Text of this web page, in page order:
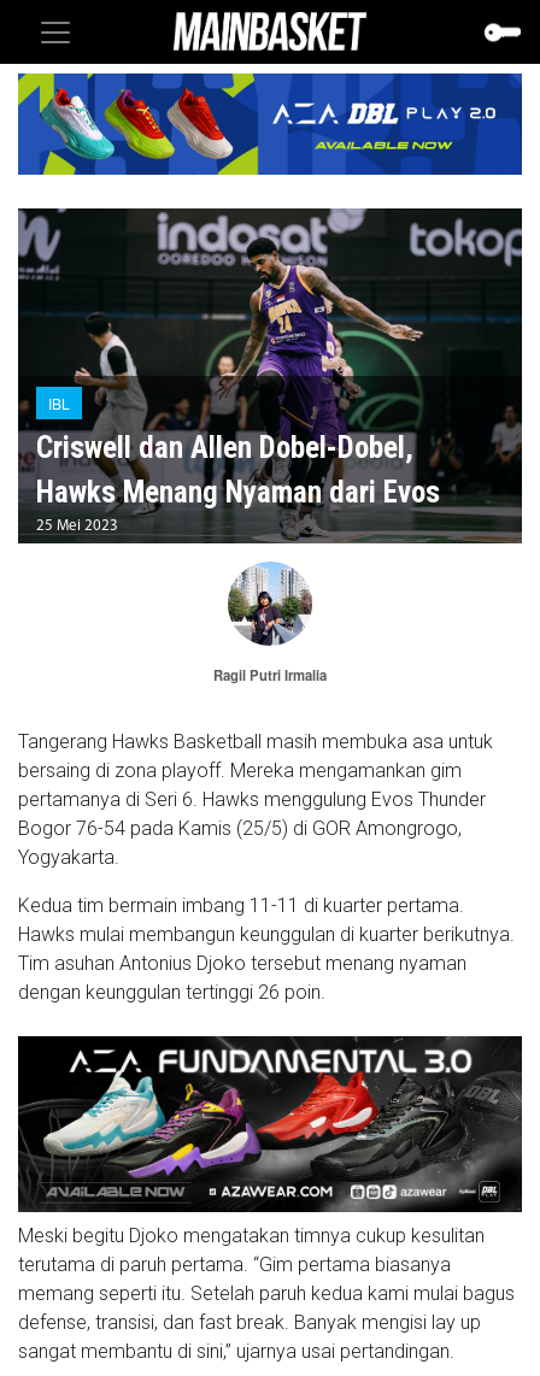
IBL
Criswell dan Allen Dobel-Dobel,
Hawks Menang Nyaman dari Evos
25 Mei 2023
Ragil Putri Irmalia
Tangerang Hawks Basketball masih membuka asa untuk
bersaing di zona playoff. Mereka mengamankan gim
pertamanya di Seri 6. Hawks menggulung Evos Thunder
Bogor 76-54 pada Kamis (25/5) di GOR Amongrogo,
Yogyakarta.
Kedua tim bermain imbang 11-11 di kuarter pertama.
Hawks mulai membangun keunggulan di kuarter berikutnya.
Tim asuhan Antonius Djoko tersebut menang nyaman
dengan keunggulan tertinggi 26 poin.
Meski begitu Djoko mengatakan timnya cukup kesulitan
terutama di paruh pertama. “Gim pertama biasanya
memang seperti itu. Setelah paruh kedua kami mulai bagus
defense, transisi, dan fast break. Banyak mengisi lay up
sangat membantu di sini,” ujarnya usai pertandingan.